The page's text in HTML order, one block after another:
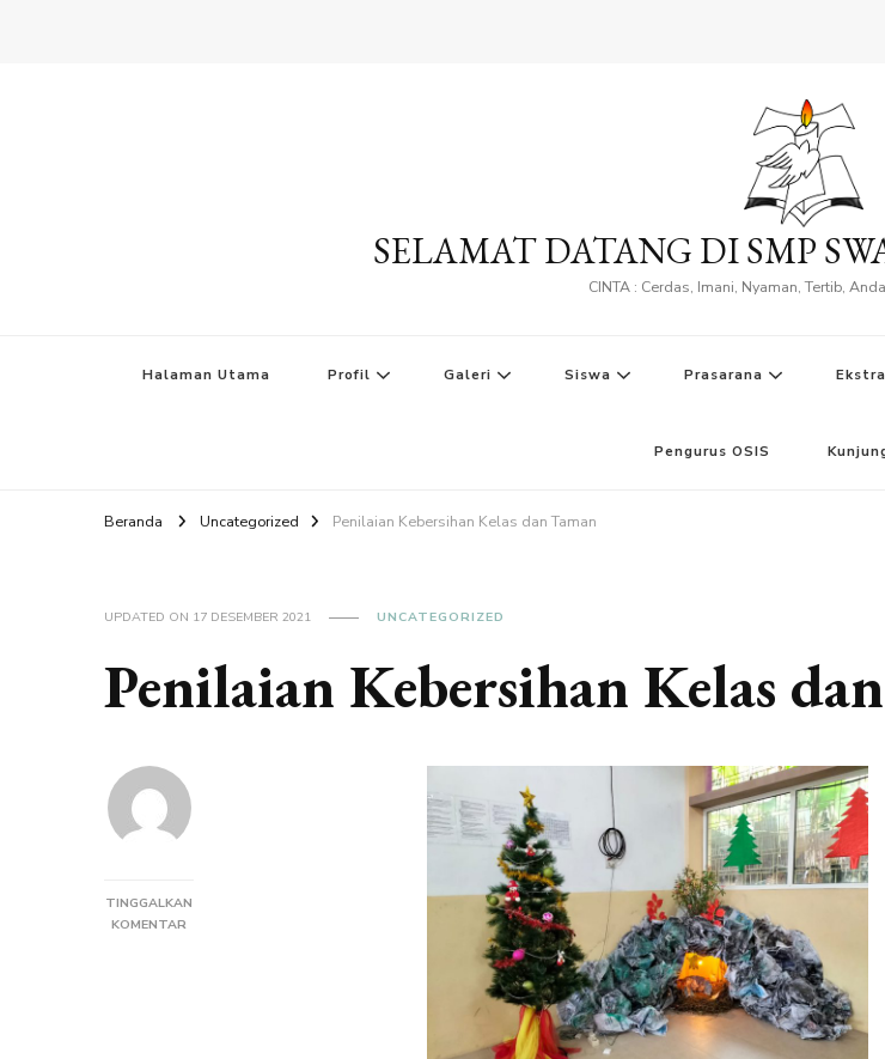
SELAMAT DATANG DI SMP
CINTA : Cerdas, Imani, Nyaman, Tertib,
Halaman Utama Profil Galeri Siswa Prasarana
Pengurus OSIS
Beranda Uncategorized Penilaian Kebersihan Kelas dan Taman
UPDATED ON 17 DESEMBER 2021 UNCATEGORIZED
Penilaian Kebersihan Kelas
TINGGALKAN
KOMENTAR